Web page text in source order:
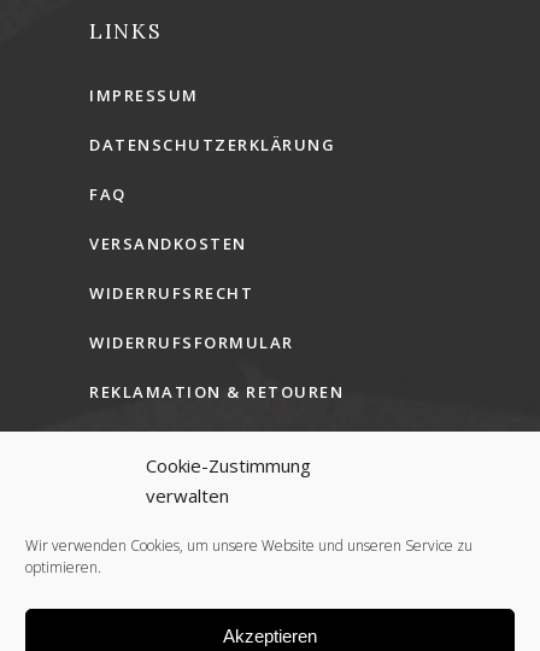
Cookie-Zustimmung
verwalten
Wir verwenden Cookies, um unsere Website und unseren Service zu
optimieren.
Akzeptieren
LINKS
IMPRESSUM
DATENSCHUTZERKLÄRUNG
FAQ
VERSANDKOSTEN
WIDERRUFSRECHT
WIDERRUFSFORMULAR
REKLAMATION & RETOUREN
AGB (B2B)
COOKIE-RICHTLINIE (EU)